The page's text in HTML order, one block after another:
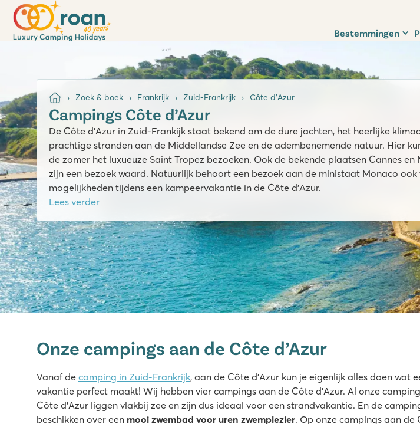
Bestemmingen
Zoek & boek Frankrijk Zuid-Frankrijk Côte d’Azur
Campings Côte d’Azur
De Côte d’Azur in Zuid-Frankijk staat bekend om de dure jachten, het heerlijke
prachtige stranden aan de Middellandse Zee en de adembenemende natuur. Hier
de zomer het luxueuze Saint Tropez bezoeken. Ook de bekende plaatsen Cannes en
zijn een bezoek waard. Natuurlijk behoort een bezoek aan de ministaat Monaco
mogelijkheden tijdens een kampeervakantie in de Côte d’Azur.
Lees verder
Frankrijk - Zuid-Frankrijk - Côte d’Azur - Grimaud
★
Verblijf tot 12 personen in de Supreme Deluxe Family Lounge met Tipi tent
Mooi zwembadcomplex met glijbanen en kinderbad
Onze campings aan de Côte d’Azur
Vanaf de camping in Zuid-Frankrijk, aan de Côte d'Azur kun je eigenlijk alles doen wat
vakantie perfect maakt! Wij hebben vier campings aan de Côte d’Azur. Al onze
Côte d’Azur liggen vlakbij zee en zijn dus ideaal voor een strandvakantie. En de
beschikken over een mooi zwembad voor uren zwemplezier. Op onze campings aan de